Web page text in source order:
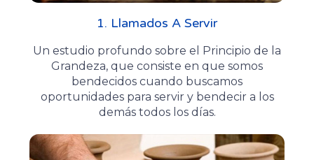
1. Llamados A Servir
Un estudio profundo sobre el Principio de la
Grandeza, que consiste en que somos
bendecidos cuando buscamos
oportunidades para servir y bendecir a los
demás todos los días.